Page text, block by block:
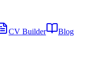
CV Builder Blog